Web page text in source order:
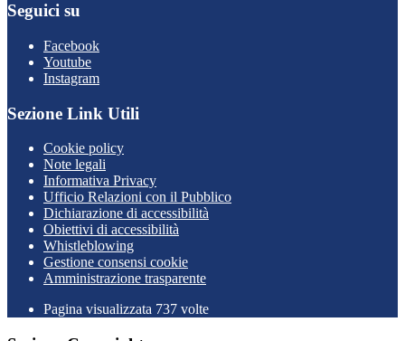
Seguici su
Facebook
Youtube
Instagram
Sezione Link Utili
Cookie policy
Note legali
Informativa Privacy
Ufficio Relazioni con il Pubblico
Dichiarazione di accessibilità
Obiettivi di accessibilità
Whistleblowing
Gestione consensi cookie
Amministrazione trasparente
Pagina visualizzata 737 volte